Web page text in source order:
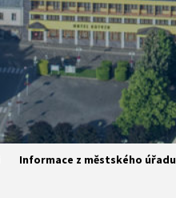
Informace z městského úřadu